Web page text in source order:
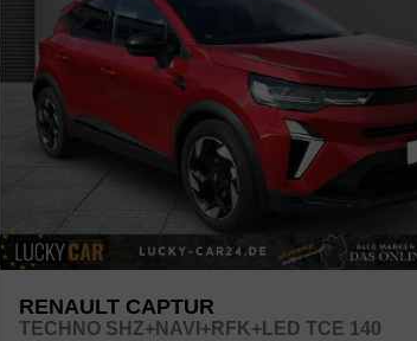
RENAULT CAPTUR
TECHNO SHZ+NAVI+RFK+LED TCE 140